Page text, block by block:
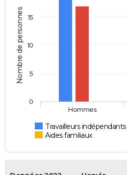
Nombre de personnes
Travailleurs indépendants
Aides familiaux
Hommes
0
5
10
15